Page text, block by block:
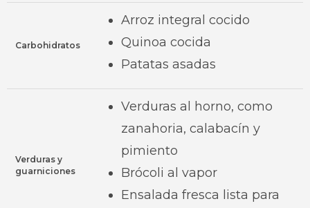
Carbohidratos
Arroz integral cocido
Quinoa cocida
Patatas asadas
Verduras y
guarniciones
Verduras al horno, como
zanahoria, calabacín y
pimiento
Brócoli al vapor
Ensalada fresca lista para